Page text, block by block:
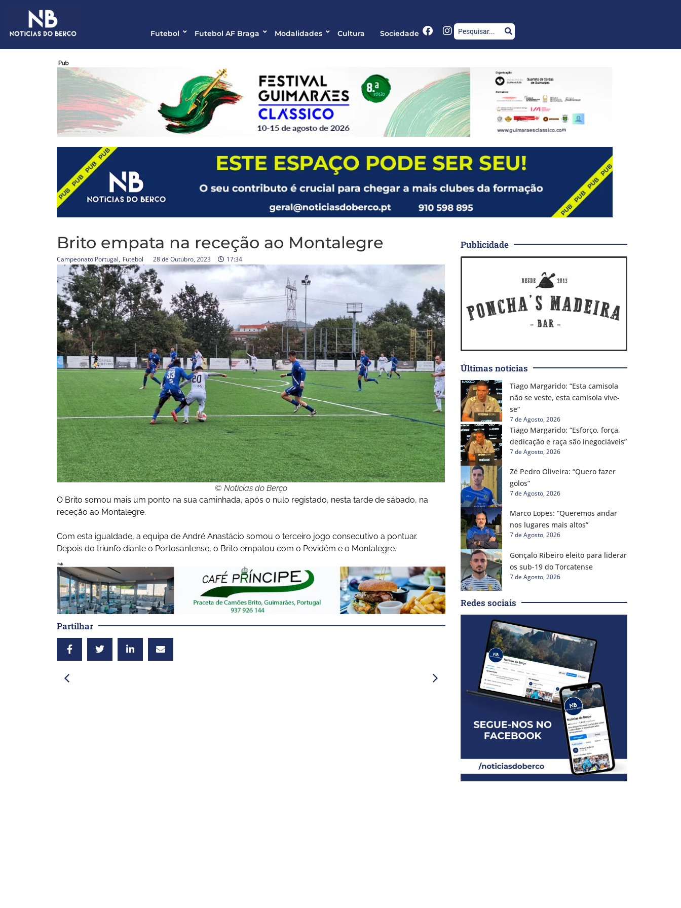
Futebol Futebol AF Braga Modalidades Cultura Sociedade
Brito empata na receção ao Montalegre
Campeonato Portugal, Futebol 28 de Outubro, 2023 17:34
© Notícias do Berço
O Brito somou mais um ponto na sua caminhada, após o nulo registado, nesta tarde de sábado, na
receção ao Montalegre.
Com esta igualdade, a equipa de André Anastácio somou o terceiro jogo consecutivo a pontuar.
Depois do triunfo diante o Portosantense, o Brito empatou com o Pevidém e o Montalegre.
Partilhar
Publicidade
Últimas notícias
Tiago Margarido: “Esta camisola
não se veste, esta camisola vive-
se”
7 de Agosto, 2026
Tiago Margarido: “Esforço, força,
dedicação e raça são inegociáveis”
7 de Agosto, 2026
Zé Pedro Oliveira: “Quero fazer
golos”
7 de Agosto, 2026
Marco Lopes: “Queremos andar
nos lugares mais altos”
7 de Agosto, 2026
Gonçalo Ribeiro eleito para liderar
os sub-19 do Torcatense
7 de Agosto, 2026
Redes sociais